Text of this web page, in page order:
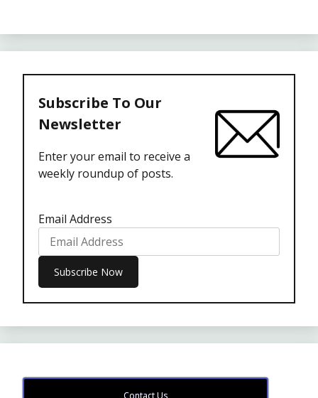
Subscribe To Our
Newsletter
Enter your email to receive a
weekly roundup of posts.
Email Address